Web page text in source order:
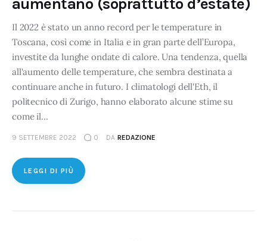
Il 2022 è stato un anno record per le temperature in
Toscana, così come in Italia e in gran parte dell’Europa,
investite da lunghe ondate di calore. Una tendenza, quella
all'aumento delle temperature, che sembra destinata a
continuare anche in futuro. I climatologi dell'Eth, il
politecnico di Zurigo, hanno elaborato alcune stime su
come il…
9 SETTEMBRE 2022 0 DA REDAZIONE
LEGGI DI PIÙ